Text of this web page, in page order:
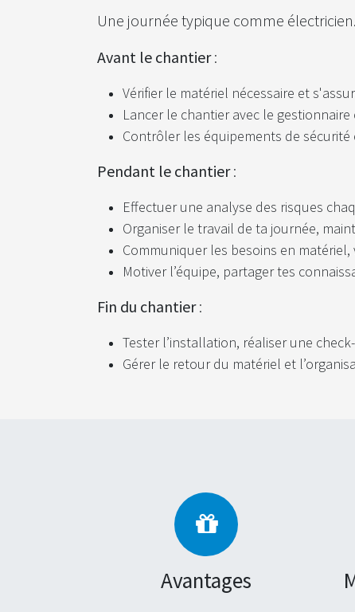
Une journée typique comme
Avant le chantier:
Vérifier le matériel nécessaire et
Lancer le chantier avec le
Contrôler les équipements de
Pendant le chantier:
Effectuer une analyse des risques
Organiser le travail de ta journée,
Communiquer les besoins en
Motiver l’équipe, partager tes
Fin du chantier:
Tester l’installation, réaliser une
Gérer le retour du matériel et
Avantages